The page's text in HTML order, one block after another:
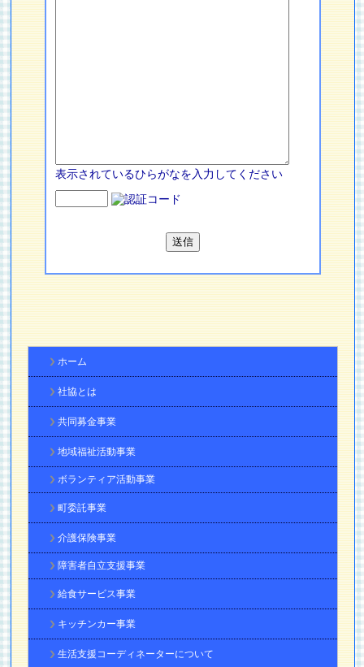
表示されているひらがなを入力してください
ホーム
社協とは
共同募金事業
地域福祉活動事業
ボランティア活動事業
町委託事業
介護保険事業
障害者自立支援事業
給食サービス事業
キッチンカー事業
生活支援コーディネーターについて